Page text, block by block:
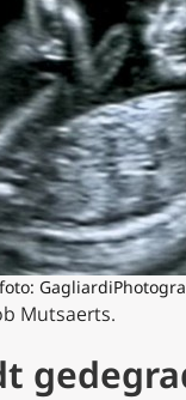
Mutsaerts.